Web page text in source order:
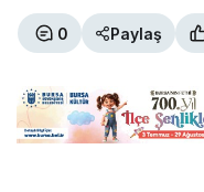
0 Paylaş